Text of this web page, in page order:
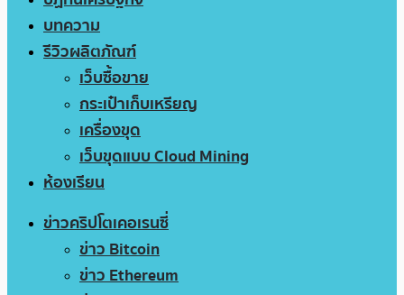
บทความ
รีวิวผลิตภัณฑ์
เว็บซื้อขาย
กระเป๋าเก็บเหรียญ
เครื่องขุด
เว็บขุดแบบ Cloud Mining
ห้องเรียน
ข่าวคริปโตเคอเรนซี่
ข่าว Bitcoin
ข่าว Ethereum